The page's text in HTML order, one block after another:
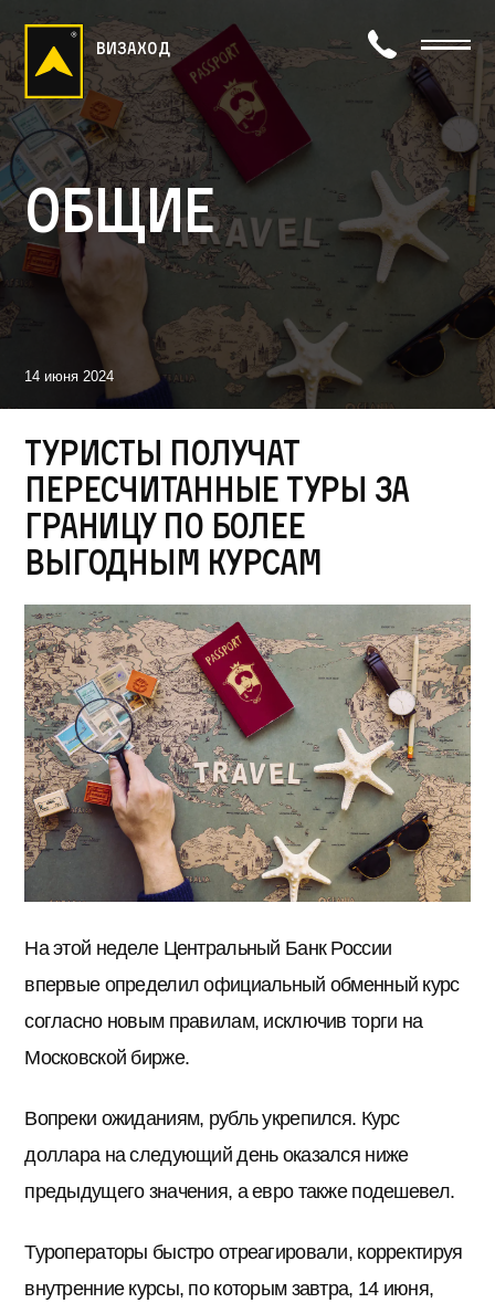
визаход
Общие
14 июня 2024
Туристы получат
пересчитанные туры за
границу по более
выгодным курсам
На этой неделе Центральный Банк России
впервые определил официальный обменный курс
согласно новым правилам, исключив торги на
Московской бирже.
Вопреки ожиданиям, рубль укрепился. Курс
доллара на следующий день оказался ниже
предыдущего значения, а евро также подешевел.
Туроператоры быстро отреагировали, корректируя
внутренние курсы, по которым завтра, 14 июня,